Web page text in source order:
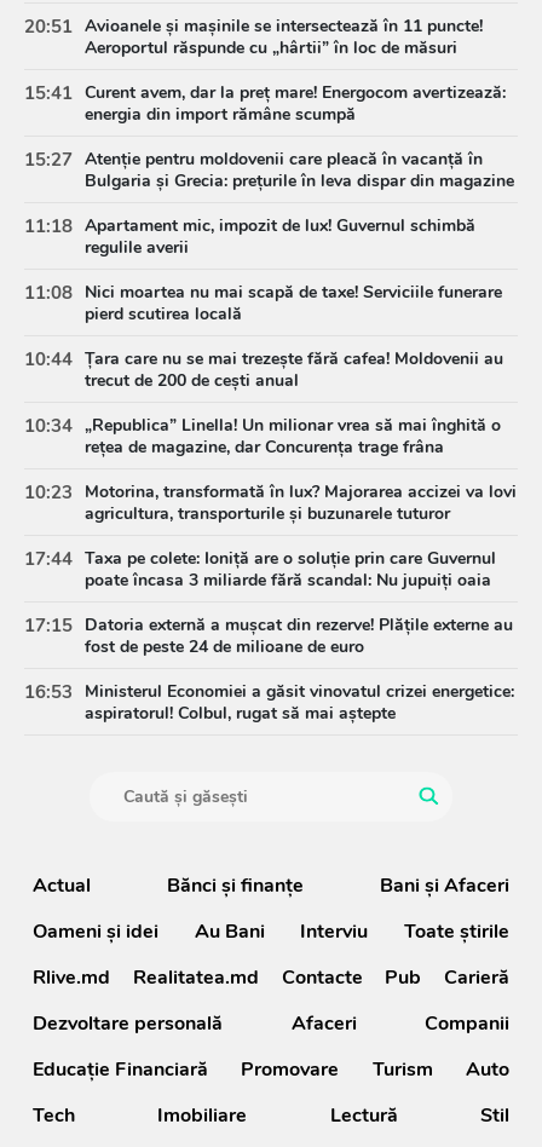
20:51 Avioanele și mașinile se intersectează în 11 puncte!
Aeroportul răspunde cu „hârtii” în loc de măsuri
15:41 Curent avem, dar la preț mare! Energocom avertizează:
energia din import rămâne scumpă
15:27 Atenție pentru moldovenii care pleacă în vacanță în
Bulgaria și Grecia: prețurile în leva dispar din magazine
11:18 Apartament mic, impozit de lux! Guvernul schimbă
regulile averii
11:08 Nici moartea nu mai scapă de taxe! Serviciile funerare
pierd scutirea locală
10:44 Țara care nu se mai trezește fără cafea! Moldovenii au
trecut de 200 de cești anual
10:34 „Republica” Linella! Un milionar vrea să mai înghită o
rețea de magazine, dar Concurența trage frâna
10:23
Motorina, transformată în lux? Majorarea accizei va lovi
agricultura, transporturile și buzunarele tuturor
17:44 Taxa pe colete: Ioniță are o soluție prin care Guvernul
poate încasa 3 miliarde fără scandal: Nu jupuiți oaia
17:15 Datoria externă a mușcat din rezerve! Plățile externe au
fost de peste 24 de milioane de euro
16:53
Ministerul Economiei a găsit vinovatul crizei energetice:
aspiratorul! Colbul, rugat să mai aștepte
Actual Bănci şi finanţe
Bani și Afaceri
Oameni şi idei
Au Bani Interviu
Toate știrile
Rlive.md
Realitatea.md Contacte Pub
Carieră
Dezvoltare personală
Afaceri
Companii
Educație Financiară
Promovare Turism
Auto
Tech
Imobiliare Lectură Stil